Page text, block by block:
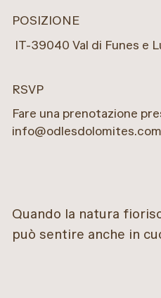
POSIZIONE
IT-39040 Val di Funes e
RSVP
Fare una prenotazione
info@odlesdolomites.com
Quando la natura
può sentire anche in